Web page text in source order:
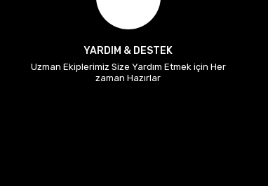
YARDIM & DESTEK
Uzman Ekiplerimiz Size Yardım Etmek için Her
zaman Hazırlar